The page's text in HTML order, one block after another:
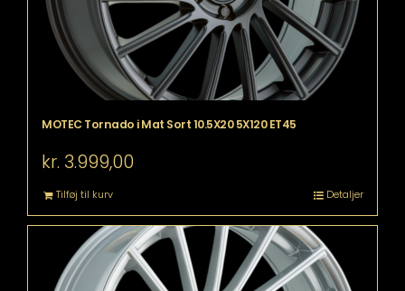
MOTEC Tornado i Mat Sort 10.5X20 5X120 ET45
kr. 3.999,00
Tilføj til kurv Detaljer